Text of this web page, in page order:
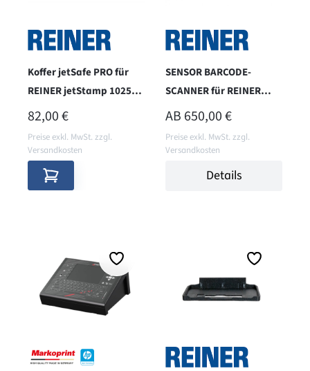
Koffer jetSafe PRO für
REINER jetStamp 1025
sense oder Modelle mit
Zubehör
REGULÄRER PREIS:
82,00 €
Preise exkl. MwSt. zzgl.
Versandkosten
SENSOR BARCODE-
SCANNER für REINER
jetStamp 1025 Sense
(Modellversion 2025)
REGULÄRER PREIS:
AB 650,00 €
Preise exkl. MwSt. zzgl.
Versandkosten
Details